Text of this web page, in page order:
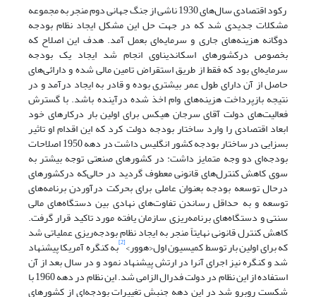
رکود اقتصادی سال‌های 1930 ناشی از جنگ جهانی دوم منجر به مجموعه
مشکلات جدیدی شد که در جهت حل این مشکل ایجاد نظام بودجه
دوگانه هزینه‌های جاری و سرمایه‌ای بعمل آمد. هدف این اصلاح که
بخصوص درکشورهای اسکاندیناوی انجام شد ایجاد یک بودجه
سرمایه‌ای بود که فقط از طریق استقراض تامین مالی شده و دارائی‌های
حاصل از آن دارای طول عمر بیشتری بوده و قادر به ایجاد درآمد و در
نتیجه بازپرداخت هزینه‌های وام اخذ شده درآینده باشد. با گسترش
فعالیت‌های دولت آقای سرجان هیکس برای اولین بار درکارهای خود
ابعاد اقتصادی را وارد ساختار بودجه دولت کرد که این اقدام او تاثیر
بسزایی در ساختار بودجه کشور انگلیس داشت در دهه 1950 اصلاحات
بودجه‌ای دو وجه متمایز داشت: در کشورهای صنعتی توجه بیشتر به
سوی کاهش کنترل‌های قانونی معطوف گردید در حالی‌که درکشورهای
درحال توسعه بودجه بعنوان عاملی برای بحرکت درآوردن برنامه‌های
توسعه و به حداقل رساندن تفاوت‌های نهادی بین دستگاه‌های مالی
سنتی و دستگاه‌های برنامه‌ریزی سازمان یافته مورد تاکید قرار گرفت.
کاهش کنترل قانونی نهایتاً منجر به ایجاد نظام بودجه‌ریزی عملیاتی شد
که برای اولین بار توسط کمیسیون اول‹هوور›[2] به کنگره آمریکا پیشنهاد
شد و کنگره نیز اجرای آنرا در ارتش پیشنهاد نمود و در سال بعد از آن
استفاده از این نظام در دولت فدرال الزامی شد. این نظام در دهه 1960 با
شکست روبرو شد در این دهه جنبش تغییرات بودجه‌ای از کشورهای